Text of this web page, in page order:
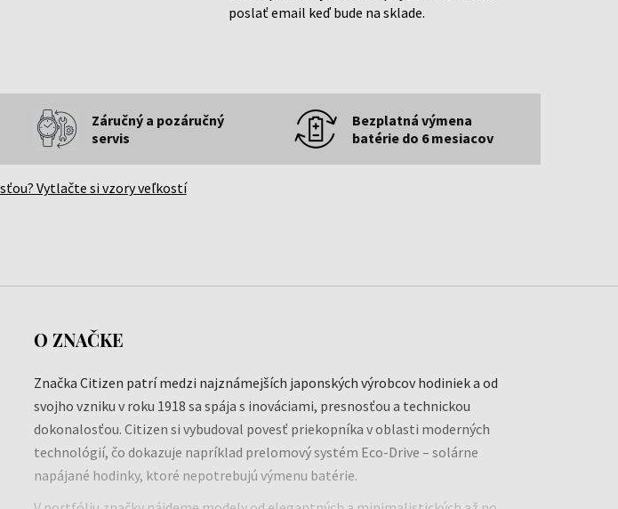
poslať email keď bude na sklade.
Záručný a pozáručný
servis
Bezplatná výmena
batérie do 6 mesiacov
Vytlačte si vzory veľkostí
O ZNAČKE
Značka Citizen patrí medzi najznámejších japonských výrobcov hodiniek a od
svojho vzniku v roku 1918 sa spája s inováciami, presnosťou a technickou
dokonalosťou. Citizen si vybudoval povesť priekopníka v oblasti moderných
technológií, čo dokazuje napríklad prelomový systém Eco-Drive – solárne
napájané hodinky, ktoré nepotrebujú výmenu batérie.